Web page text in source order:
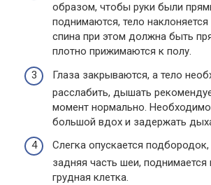
образом, чтобы руки были
поднимаются, тело наклоняется
спина при этом должна быть
плотно прижимаются к полу.
Глаза закрываются, а тело
расслабить, дышать
момент нормально.
большой вдох и задержать
Слегка опускается подбородок,
задняя часть шеи, поднимается
грудная клетка.